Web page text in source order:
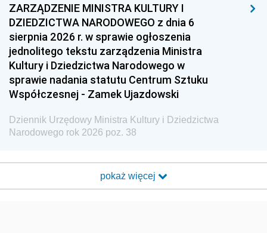
ZARZĄDZENIE MINISTRA KULTURY I
DZIEDZICTWA NARODOWEGO z dnia 6
sierpnia 2026 r. w sprawie ogłoszenia
jednolitego tekstu zarządzenia Ministra
Kultury i Dziedzictwa Narodowego w
sprawie nadania statutu Centrum Sztuku
Współczesnej - Zamek Ujazdowski
Dziennik Urzędowy Ministra Kultury i Dziedzictwa
Narodowego rok 2026 poz. 38
pokaż więcej